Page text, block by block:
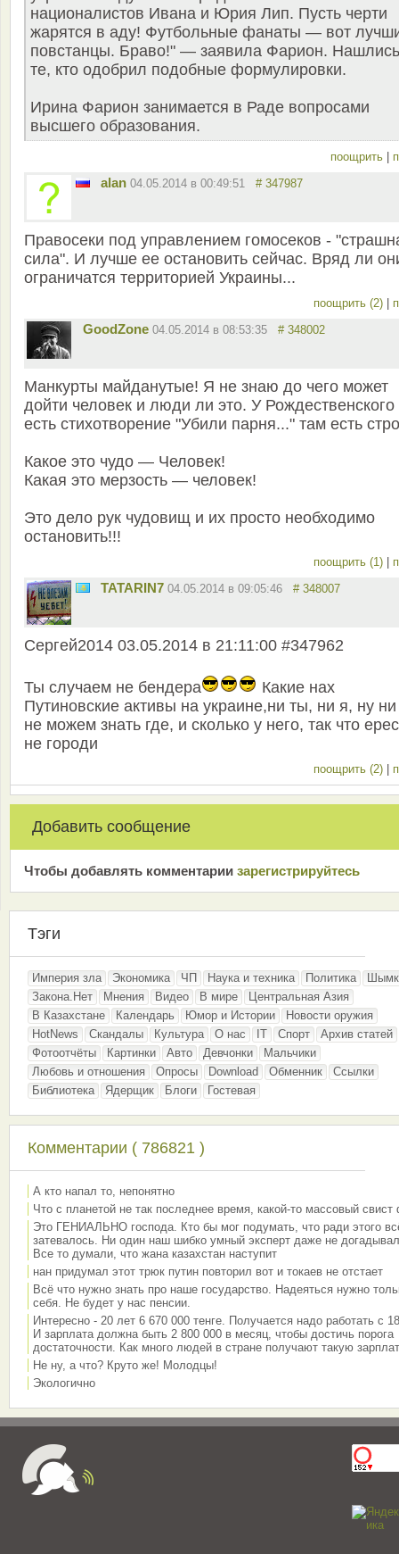
националистов Ивана и Юрия Лип. Пусть черти
жарятся в аду! Футбольные фанаты — вот
повстанцы. Браво!" — заявила Фарион.
те, кто одобрил подобные формулировки.
Ирина Фарион занимается в Раде вопросами
высшего образования.
поощрить |
alan 04.05.2014 в 00:49:51 # 347987
Правосеки под управлением гомосеков -
сила". И лучше ее остановить сейчас. Вряд ли
ограничатся территорией Украины...
поощрить (2) |
GoodZone 04.05.2014 в 08:53:35 # 348002
Манкурты майданутые! Я не знаю до чего может
дойти человек и люди ли это. У Рождественского
есть стихотворение "Убили парня..." там есть
Какое это чудо — Человек!
Какая это мерзость — человек!
Это дело рук чудовищ и их просто необходимо
остановить!!!
поощрить (1) |
TATARIN7 04.05.2014 в 09:05:46 # 348007
Сергей2014 03.05.2014 в 21:11:00 #347962
Ты случаем не бендера
Какие нах
Путиновские активы на украине,ни ты, ни я, ну ни
не можем знать где, и сколько у него, так что
не городи
поощрить (2) |
Добавить сообщение
Чтобы добавлять комментарии зарeгиcтрирyйтeсь
Тэги
Империя зла Экономика ЧП Наука и техника Политика
Закона.Нет
Мнения Видео В мире
Центральная Азия
В Казахстане
Календарь Юмор и Истории
Новости оружия
HotNews
Скандалы Культура О нас IT Спорт
Архив статей
Фотоотчёты
Картинки Авто Девчонки
Мальчики
Любовь и отношения
Опросы Download Обменник
Ссылки
Библиотека
Ядерщик Блоги Гостевая
Комментарии ( 786821 )
А кто напал то, непонятно
Что с планетой не так последнее время, какой-то массовый свист
Это ГЕНИАЛЬНО господа. Кто бы мог подумать, что ради этого
затевалось. Ни один наш шибко умный эксперт даже не
Все то думали, что жана казахстан наступит
нан придумал этот трюк путин повторил вот и токаев не отстает
Всё что нужно знать про наше государство. Надеяться нужно
себя. Не будет у нас пенсии.
Интересно - 20 лет 6 670 000 тенге. Получается надо работать с
И зарплата должна быть 2 800 000 в месяц, чтобы достичь порога
достаточности. Как много людей в стране получают такую
Не ну, а что? Круто же! Молодцы!
Экологично